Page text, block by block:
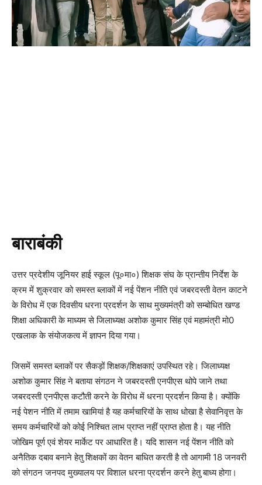
बाराबंकी
उत्तर प्रदेशीय जूनियर हाई स्कूल (पू०मा०) शिक्षक संघ के प्रान्तीय निर्देश के
क्रम में शुक्रवार को समस्त ब्लाकों में नई पेंशन नीति एवं जबरदस्ती वेतन काटने
के विरोध में एक दिवसीय धरना प्रदर्शन के साथ मुख्यमंत्री को सम्बोधित खण्ड
शिक्षा अधिकारी के माध्यम से जिलाध्यक्ष अशोक कुमार सिंह एवं महामंत्री मो0
एखलाक के संयोजकत्व में ज्ञापन दिया गया।
जिसमें समस्त ब्लाकों पर सैकड़ों शिक्षक/शिक्षकाएं उपस्थित रहे। जिलाध्यक्ष
अशोक कुमार सिंह ने बताया संगठन ने जबरदस्ती एनपीएस थोपे जाने तथा
जबरदस्ती एनपीएस कटौती करने के विरोध में धरना प्रदर्शन किया है। क्योंकि
नई पेशन नीति में तमाम खामियां है यह कर्मचारियों के साथ धोखा है सेवानिवृत्त के
समय कर्मचारियों को कोई निश्चित लाभ प्राप्त नहीं प्राप्त होता है। यह नीति
जोखिम पूर्ण एवं शेयर मार्केट पर आधारित है। यदि शासन नई पेंशन नीति को
अनैतिक दबाव बनाने हेतु शिक्षकों का वेतन बाधित करती है तो आगामी 18 जनवरी
को संगठन जनपद मुख्यालय पर विशाल धरना प्रदर्शन करने हेतु बाध्य होगा।